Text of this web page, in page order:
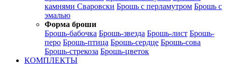
камнями Сваровски Брошь с перламутром Брошь с
эмалью
Форма броши
Брошь-бабочка Брошь-звезда Брошь-лист Брошь-
перо Брошь-птица Брошь-сердце Брошь-сова
Брошь-стрекоза Брошь-цветок
КОМПЛЕКТЫ